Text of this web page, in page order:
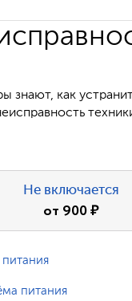
знают, как
Не включается
от 900₽
питания